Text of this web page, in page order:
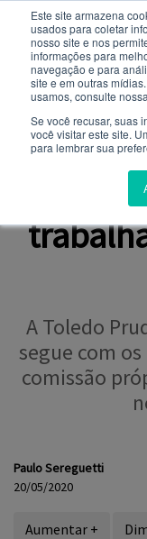
Este site armazena
usados ​​para coletar
nosso site e nos
informações para
navegação e para
site e em outras
usamos, consulte
Se você recusar, suas
você visitar este site.
para lembrar sua
A Toledo
segue com
comissão
Paulo Sereguetti
20/05/2020
Aumentar +
Você quer